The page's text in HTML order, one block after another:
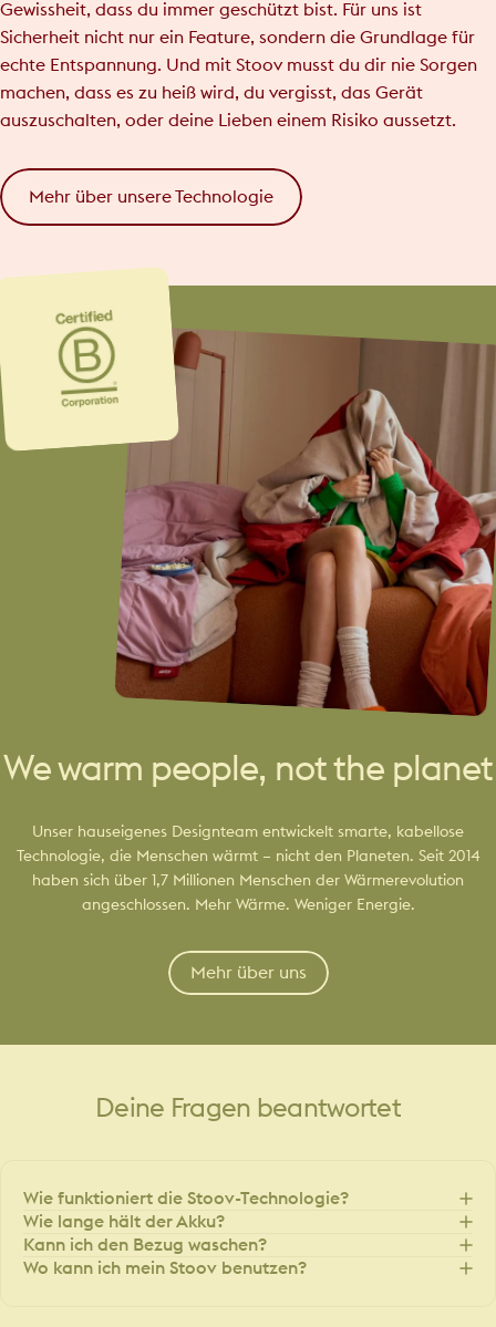
Gewissheit, dass du immer geschützt bist. Für uns ist
Sicherheit nicht nur ein Feature, sondern die Grundlage für
echte Entspannung. Und mit Stoov musst du dir nie Sorgen
machen, dass es zu heiß wird, du vergisst, das Gerät
auszuschalten, oder deine Lieben einem Risiko aussetzt.
Mehr über unsere Technologie
We warm people, not the planet
Unser hauseigenes Designteam entwickelt smarte, kabellose
Technologie, die Menschen wärmt – nicht den Planeten. Seit 2014
haben sich über 1,7 Millionen Menschen der Wärmerevolution
angeschlossen. Mehr Wärme. Weniger Energie.
Mehr über uns
Deine Fragen beantwortet
Wie funktioniert die Stoov-Technologie?
Wie lange hält der Akku?
Kann ich den Bezug waschen?
Wo kann ich mein Stoov benutzen?